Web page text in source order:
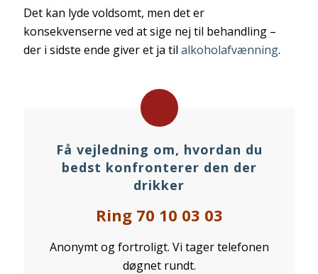
Det kan lyde voldsomt, men det er
konsekvenserne ved at sige nej til behandling –
der i sidste ende giver et ja til alkoholafvænning.
Få vejledning om, hvordan du
bedst konfronterer den der
drikker
Ring 70 10 03 03
Anonymt og fortroligt. Vi tager telefonen
døgnet rundt.